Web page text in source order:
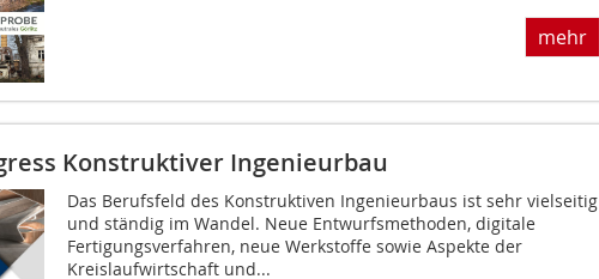
mehr
Konstruktiver Ingenieurbau
Das Berufsfeld des Konstruktiven Ingenieurbaus ist sehr vielseitig
und ständig im Wandel. Neue Entwurfsmethoden, digitale
Fertigungsverfahren, neue Werkstoffe sowie Aspekte der
Kreislaufwirtschaft und...